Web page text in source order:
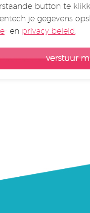
button te
je gegevens
- en privacy beleid